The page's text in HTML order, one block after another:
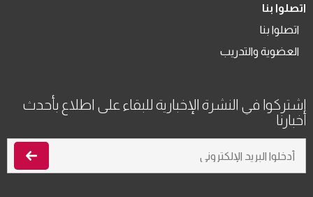
اتصلوا بنا
اتصلوا بنا
العضوية والتدريب
اشتركوا في النشرة الإخبارية للبقاء على اطلاع بأحدث
أخبارنا